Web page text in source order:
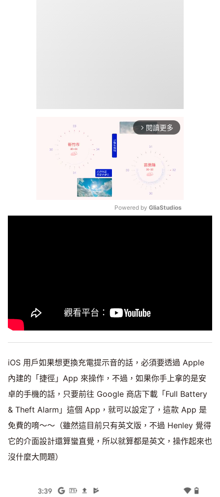
arrow_forward_ios 閱讀更多
Powered by GliaStudios
iOS 用戶如果想更換充電提示音的話，必須要透過 Apple
內建的「捷徑」App 來操作，不過，如果你手上拿的是安
卓的手機的話，只要前往 Google 商店下載「Full Battery
& Theft Alarm」這個 App，就可以設定了，這款 App 是
免費的唷～～（雖然這目前只有英文版，不過 Henley 覺得
它的介面設計還算蠻直覺，所以就算都是英文，操作起來也
沒什麼大問題）